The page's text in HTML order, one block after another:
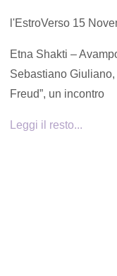
l'EstroVerso 15
Etna Shakti –
Sebastiano
Freud”, un incontro
Leggi il resto...